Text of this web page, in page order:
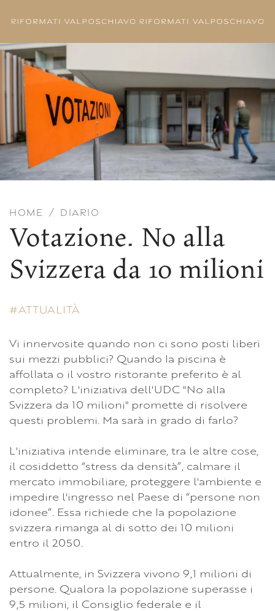
HOME DIARIO
Votazione. No alla
Svizzera da 10 milioni
ATTUALITÀ
Vi innervosite quando non ci sono posti liberi
sui mezzi pubblici? Quando la piscina è
affollata o il vostro ristorante preferito è al
completo? L'iniziativa dell'UDC "No alla
Svizzera da 10 milioni" promette di risolvere
questi problemi. Ma sarà in grado di farlo?
L'iniziativa intende eliminare, tra le altre cose,
il cosiddetto “stress da densità”, calmare il
mercato immobiliare, proteggere l'ambiente e
impedire l'ingresso nel Paese di “persone non
idonee”. Essa richiede che la popolazione
svizzera rimanga al di sotto dei 10 milioni
entro il 2050.
Attualmente, in Svizzera vivono 9,1 milioni di
persone. Qualora la popolazione superasse i
9,5 milioni, il Consiglio federale e il